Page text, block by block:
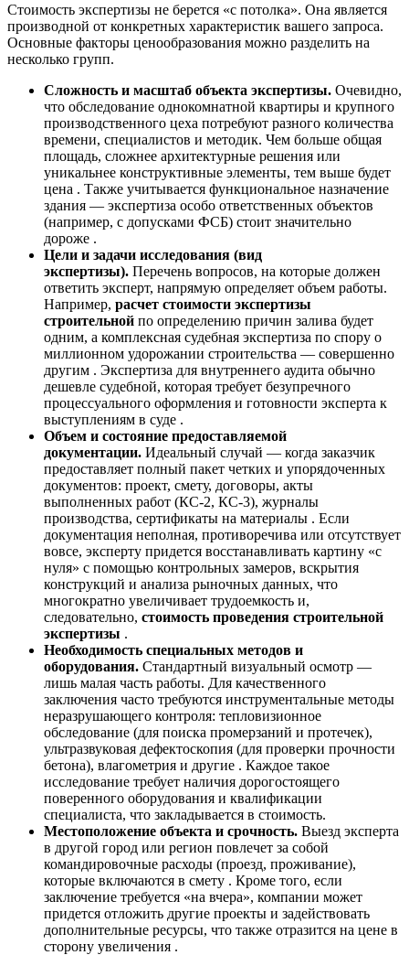
Стоимость экспертизы не берется «с потолка». Она является
производной от конкретных характеристик вашего запроса.
Основные факторы ценообразования можно разделить на
несколько групп.
Сложность и масштаб объекта экспертизы. Очевидно,
что обследование однокомнатной квартиры и крупного
производственного цеха потребуют разного количества
времени, специалистов и методик. Чем больше общая
площадь, сложнее архитектурные решения или
уникальнее конструктивные элементы, тем выше будет
цена . Также учитывается функциональное назначение
здания — экспертиза особо ответственных объектов
(например, с допусками ФСБ) стоит значительно
дороже .
Цели и задачи исследования (вид
экспертизы). Перечень вопросов, на которые должен
ответить эксперт, напрямую определяет объем работы.
Например, расчет стоимости экспертизы
строительной по определению причин залива будет
одним, а комплексная судебная экспертиза по спору о
миллионном удорожании строительства — совершенно
другим . Экспертиза для внутреннего аудита обычно
дешевле судебной, которая требует безупречного
процессуального оформления и готовности эксперта к
выступлениям в суде .
Объем и состояние предоставляемой
документации. Идеальный случай — когда заказчик
предоставляет полный пакет четких и упорядоченных
документов: проект, смету, договоры, акты
выполненных работ (КС-2, КС-3), журналы
производства, сертификаты на материалы . Если
документация неполная, противоречива или отсутствует
вовсе, эксперту придется восстанавливать картину «с
нуля» с помощью контрольных замеров, вскрытия
конструкций и анализа рыночных данных, что
многократно увеличивает трудоемкость и,
следовательно, стоимость проведения строительной
экспертизы .
Необходимость специальных методов и
оборудования. Стандартный визуальный осмотр —
лишь малая часть работы. Для качественного
заключения часто требуются инструментальные методы
неразрушающего контроля: тепловизионное
обследование (для поиска промерзаний и протечек),
ультразвуковая дефектоскопия (для проверки прочности
бетона), влагометрия и другие . Каждое такое
исследование требует наличия дорогостоящего
поверенного оборудования и квалификации
специалиста, что закладывается в стоимость.
Местоположение объекта и срочность. Выезд эксперта
в другой город или регион повлечет за собой
командировочные расходы (проезд, проживание),
которые включаются в смету . Кроме того, если
заключение требуется «на вчера», компании может
придется отложить другие проекты и задействовать
дополнительные ресурсы, что также отразится на цене в
сторону увеличения .